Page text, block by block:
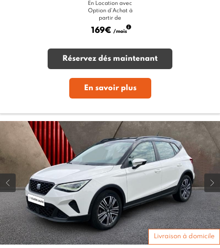
En Location avec
Option d'Achat à
partir de
169€ /mois
Réservez dés maintenant
En savoir plus
Livraison à domicile